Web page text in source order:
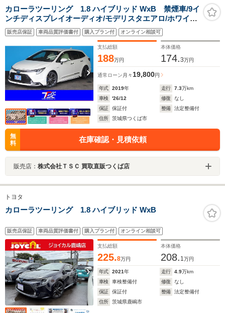
カローラツーリング 1.8 ハイブリッド WxB 禁煙車/9イ
ンチディスプレイオーディオ/モデリスタエアロ/ホワイト
シートセット/ブラインドスポットモニターセット/セーフ
ティセンス/ステアリングヒーター/ハーフレザーシート/シ
ートヒータ/ETC2.0
販売店保証 車両品質評価書付 購入プラン付 オンライン相談可
支払総額
188万円
本体価格
174.3万円
通常ローン 月々 19,800円
年式 2019年 走行 7.3万km
車検
'26/12 修復
なし
保証
保証付 整備
法定整備付
住所
茨城県つくば市
無
料
在庫確認・見積依頼
販売店： 株式会社ＴＳＣ 買取直販つくば店
トヨタ
カローラツーリング 1.8 ハイブリッド WxB
販売店保証 車両品質評価書付 購入プラン付 オンライン相談可
支払総額
225.8万円
本体価格
208. 1 万円
年式 2021年 走行 4.9万km
車検
車検整備付 修復
なし
保証
保証付 整備
法定整備付
住所
茨城県鹿嶋市